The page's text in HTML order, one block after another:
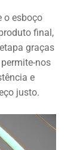
o esboço
final,
graças
nos
e
justo.